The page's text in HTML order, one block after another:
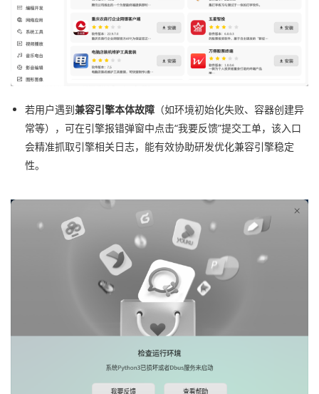
若用户遇到兼容引擎本体故障 （如环境初始化失败、容器创建异
常等），可在引擎报错弹窗中点击“我要反馈”提交工单，该入口
会精准抓取引擎相关日志，能有效协助研发优化兼容引擎稳定
性。